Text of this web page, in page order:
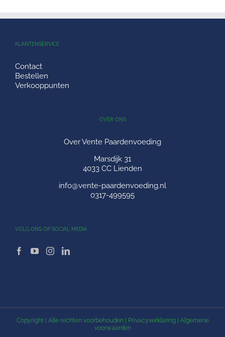
KLANTENSERVICE
Contact
Bestellen
Verkooppunten
OVER ONS
Over Vente Paardenvoeding
Marsdijk 31
4033 CC Lienden
info@vente-paardenvoeding.nl
0317-499595
VOLG ONS OP SOCIAL MEDIA
Copyright | Alle rechten voorbehouden | Privacyverklaring| Algemene
voorwaarden